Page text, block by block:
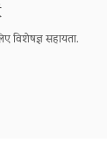
विशेषज्ञ सहायता.